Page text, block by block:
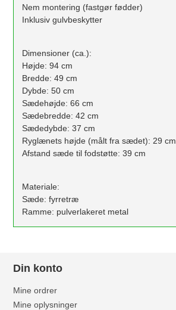
Nem montering (fastgør fødder)
Inklusiv gulvbeskytter
Dimensioner (ca.):
Højde: 94 cm
Bredde: 49 cm
Dybde: 50 cm
Sædehøjde: 66 cm
Sædebredde: 42 cm
Sædedybde: 37 cm
Ryglænets højde (målt fra sædet): 29 cm
Afstand sæde til fodstøtte: 39 cm
Materiale:
Sæde: fyrretræ
Ramme: pulverlakeret metal
Din konto
Mine ordrer
Mine oplysninger